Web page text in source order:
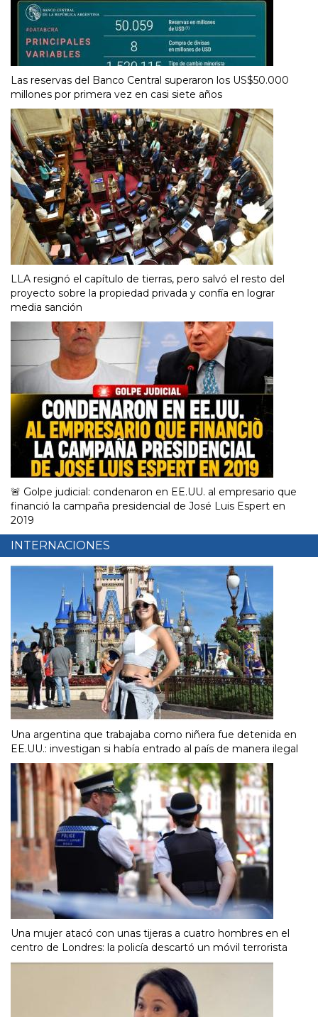
Las reservas del Banco Central superaron los US$50.000
millones por primera vez en casi siete años
LLA resignó el capítulo de tierras, pero salvó el resto del
proyecto sobre la propiedad privada y confía en lograr
media sanción
🚨 Golpe judicial: condenaron en EE.UU. al empresario que
financió la campaña presidencial de José Luis Espert en
2019
INTERNACIONES
Una argentina que trabajaba como niñera fue detenida en
EE.UU.: investigan si había entrado al país de manera ilegal
Una mujer atacó con unas tijeras a cuatro hombres en el
centro de Londres: la policía descartó un móvil terrorista